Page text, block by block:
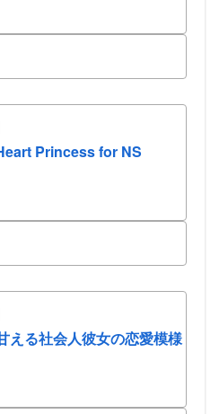
Princess for NS
える社会人彼女の恋愛模様